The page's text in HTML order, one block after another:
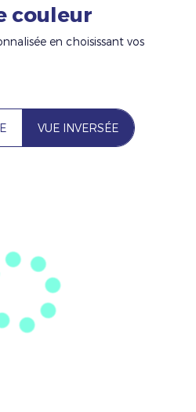
couleur
en choisissant vos
VUE INVERSÉE